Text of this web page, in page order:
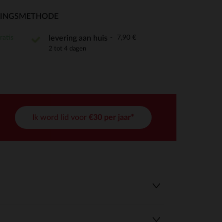
aan te passen en te beheren, en zorgt ervoor dat aan
levering aan huis 7,90 €
2 tot 4 dagen
Ik word lid voor €30 per jaar*